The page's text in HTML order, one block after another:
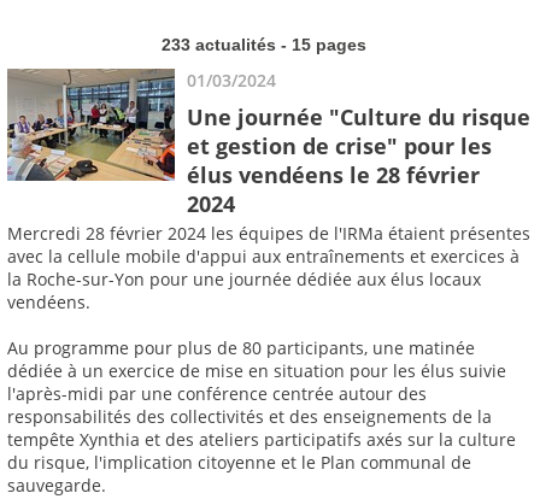
233 actualités - 15 pages
01/03/2024
Une journée "Culture du risque
et gestion de crise" pour les
élus vendéens le 28 février
2024
Mercredi 28 février 2024 les équipes de l'IRMa étaient présentes
avec la cellule mobile d'appui aux entraînements et exercices à
la Roche-sur-Yon pour une journée dédiée aux élus locaux
vendéens.
Au programme pour plus de 80 participants, une matinée
dédiée à un exercice de mise en situation pour les élus suivie
l'après-midi par une conférence centrée autour des
responsabilités des collectivités et des enseignements de la
tempête Xynthia et des ateliers participatifs axés sur la culture
du risque, l'implication citoyenne et le Plan communal de
sauvegarde.